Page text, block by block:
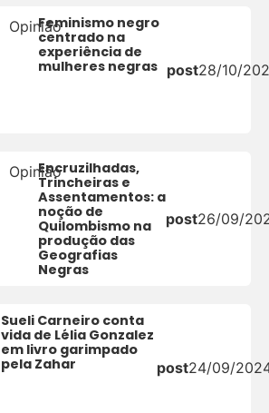
OpiniãoFeminismo negro
centrado na
experiência de
mulheres negras post28/10/
OpiniãoEncruzilhadas,
Trincheiras e
Assentamentos: a
noção de
Quilombismo na
produção das
Geografias
Negras
post26/09/
Sueli Carneiro conta
vida de Lélia Gonzalez
em livro garimpado
pela Zahar
post24/09/